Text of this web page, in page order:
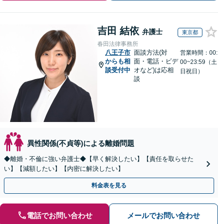
吉田 結依 弁護士 東京都
春田法律事務所
八王子市
からも相
談受付中
面談方法(対
面・電話・ビデ
オなど)は応相
談
営業時間：00:
00~23:59（土
日祝日）
異性関係(不貞等)による離婚問題
◆離婚・不倫に強い弁護士◆【早く解決したい】【責任を取らせた
い】【減額したい】【内密に解決したい】
料金表を見る
電話でお問い合わせ メールでお問い合わせ